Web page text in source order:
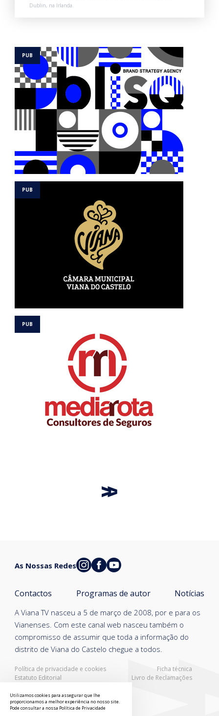
Dublin, na Irlanda.
Política de privacidade e cookies
Ficha técnica
Estatuto Editorial
Livro de Reclamações
A Viana TV nasceu a 5 de março de 2008, por e para os
Vianenses. Com este canal web nasceu também o
compromisso de assumir que toda a informação do
distrito de Viana do Castelo chegue a todos.
Contactos Programas de autor Notícias
As Nossas Redes
Utilizamos cookies para assegurar que lhe
proporcionamos a melhor experiência no nosso site.
Pode consultar a nossa Política de Privacidade